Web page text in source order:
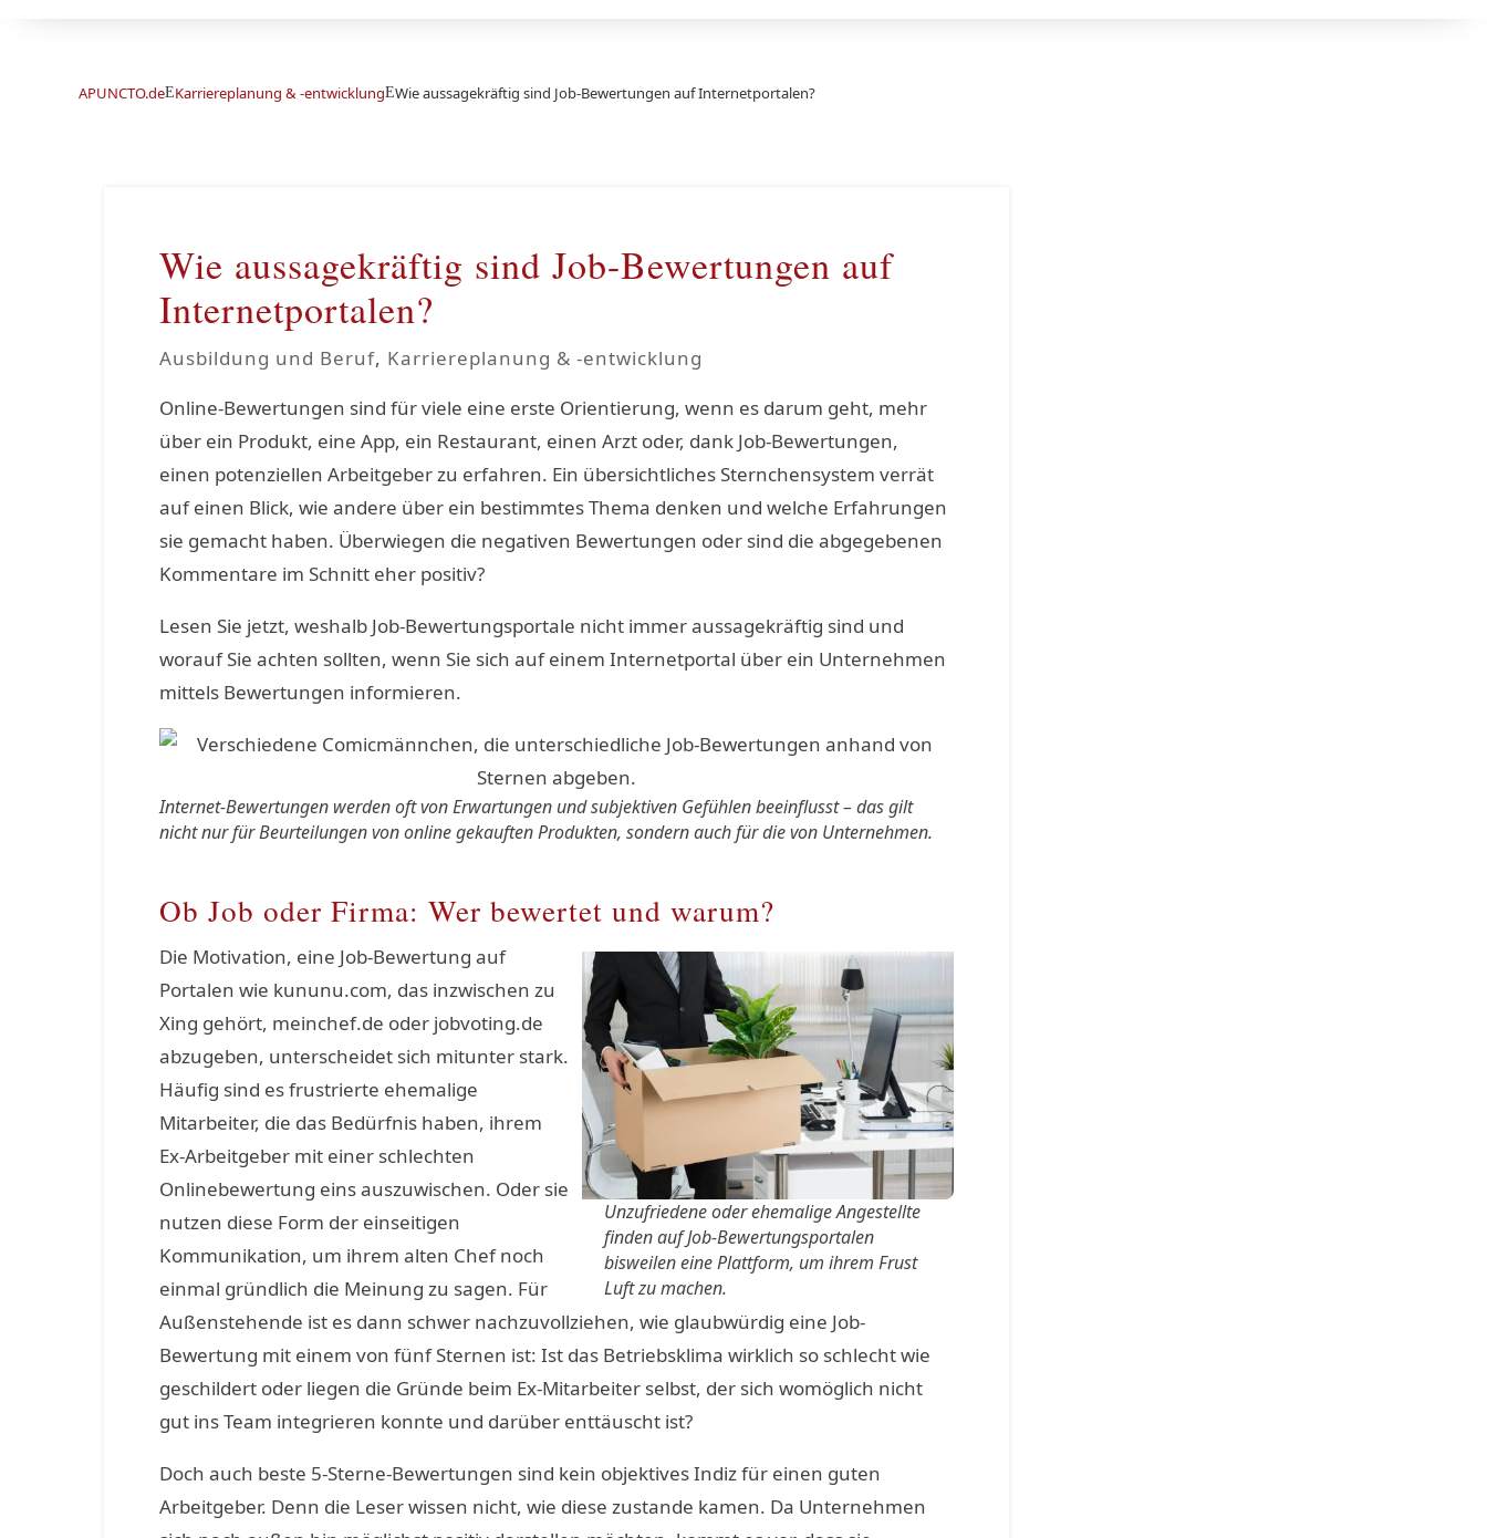
APUNCTO.deEKarriereplanung & -entwicklungEWie aussagekräftig sind Job-Bewertungen auf Internetportalen?
Wie aussagekräftig sind Job-Bewertungen auf
Internetportalen?
Ausbildung und Beruf, Karriereplanung & -entwicklung
Online-Bewertungen sind für viele eine erste Orientierung, wenn es darum geht, mehr
über ein Produkt, eine App, ein Restaurant, einen Arzt oder, dank Job-Bewertungen,
einen potenziellen Arbeitgeber zu erfahren. Ein übersichtliches Sternchensystem verrät
auf einen Blick, wie andere über ein bestimmtes Thema denken und welche Erfahrungen
sie gemacht haben. Überwiegen die negativen Bewertungen oder sind die abgegebenen
Kommentare im Schnitt eher positiv?
Lesen Sie jetzt, weshalb Job-Bewertungsportale nicht immer aussagekräftig sind und
worauf Sie achten sollten, wenn Sie sich auf einem Internetportal über ein Unternehmen
mittels Bewertungen informieren.
Internet-Bewertungen werden oft von Erwartungen und subjektiven Gefühlen beeinflusst – das gilt
nicht nur für Beurteilungen von online gekauften Produkten, sondern auch für die von Unternehmen.
Ob Job oder Firma: Wer bewertet und warum?
Unzufriedene oder ehemalige Angestellte
finden auf Job-Bewertungsportalen
bisweilen eine Plattform, um ihrem Frust
Luft zu machen.
Die Motivation, eine Job-Bewertung auf
Portalen wie kununu.com, das inzwischen zu
Xing gehört, meinchef.de oder jobvoting.de
abzugeben, unterscheidet sich mitunter stark.
Häufig sind es frustrierte ehemalige
Mitarbeiter, die das Bedürfnis haben, ihrem
Ex-Arbeitgeber mit einer schlechten
Onlinebewertung eins auszuwischen. Oder sie
nutzen diese Form der einseitigen
Kommunikation, um ihrem alten Chef noch
einmal gründlich die Meinung zu sagen. Für
Außenstehende ist es dann schwer nachzuvollziehen, wie glaubwürdig eine Job-
Bewertung mit einem von fünf Sternen ist: Ist das Betriebsklima wirklich so schlecht wie
geschildert oder liegen die Gründe beim Ex-Mitarbeiter selbst, der sich womöglich nicht
gut ins Team integrieren konnte und darüber enttäuscht ist?
Doch auch beste 5-Sterne-Bewertungen sind kein objektives Indiz für einen guten
Arbeitgeber. Denn die Leser wissen nicht, wie diese zustande kamen. Da Unternehmen